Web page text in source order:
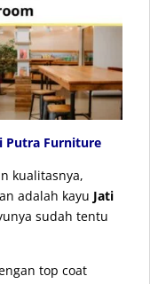
Putra Furniture
kualitasnya,
adalah kayu Jati
sudah tentu
top coat